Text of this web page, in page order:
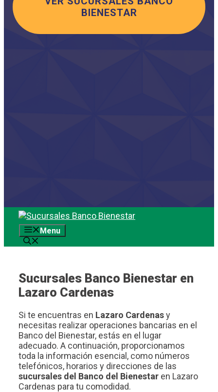
BIENESTAR
Saltar
contenidoMenu
Sucursales Banco Bienestar en
Lazaro Cardenas
Si te encuentras en Lazaro Cardenasy
necesitas realizar operaciones bancarias en el
Banco del Bienestar, estás en el lugar
adecuado. A continuación, proporcionamos
toda la información esencial, como números
telefónicos, horarios y direcciones de las
sucursales del Banco del Bienestar en Lazaro
Cardenas para tu comodidad.